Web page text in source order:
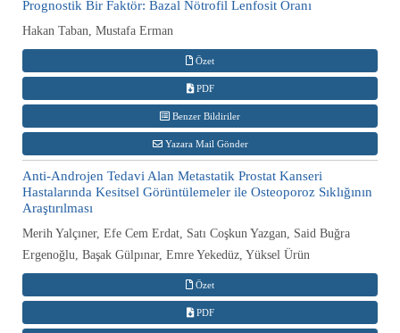
Prognostik Bir Faktör: Bazal Nötrofil Lenfosit Oranı
Hakan Taban, Mustafa Erman
Özet
PDF
Benzer Bildiriler
Yazara Mail Gönder
Anti-Androjen Tedavi Alan Metastatik Prostat Kanseri
Hastalarında Kesitsel Görüntülemeler ile Osteoporoz Sıklığının
Araştırılması
Merih Yalçıner, Efe Cem Erdat, Satı Coşkun Yazgan, Said Buğra
Ergenoğlu, Başak Gülpınar, Emre Yekedüz, Yüksel Ürün
Özet
PDF